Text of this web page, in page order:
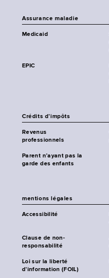
Assurance maladie
Medicaid
EPIC
Crédits d’impôts
Revenus
professionnels
Parent n’ayant pas la
garde des enfants
mentions légales
Accessibilité
Clause de non-
responsabilité
Loi sur la liberté
d’information (FOIL)